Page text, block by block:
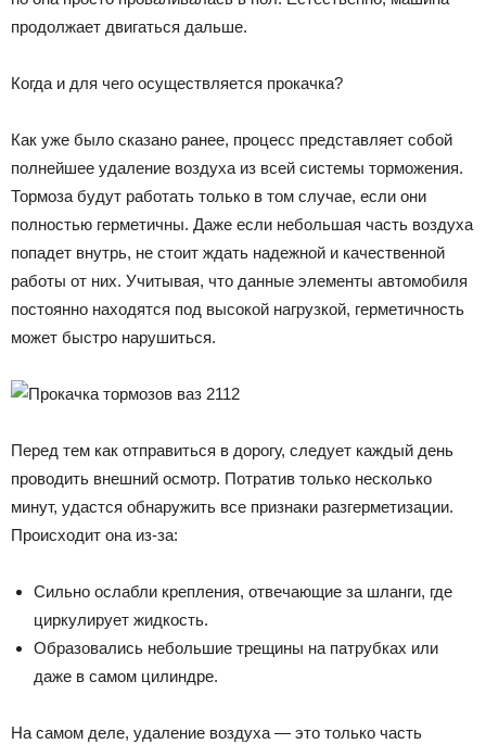
продолжает двигаться дальше.
Когда и для чего осуществляется прокачка?
Как уже было сказано ранее, процесс представляет собой
полнейшее удаление воздуха из всей системы торможения.
Тормоза будут работать только в том случае, если они
полностью герметичны. Даже если небольшая часть воздуха
попадет внутрь, не стоит ждать надежной и качественной
работы от них. Учитывая, что данные элементы автомобиля
постоянно находятся под высокой нагрузкой, герметичность
может быстро нарушиться.
Перед тем как отправиться в дорогу, следует каждый день
проводить внешний осмотр. Потратив только несколько
минут, удастся обнаружить все признаки разгерметизации.
Происходит она из-за:
Сильно ослабли крепления, отвечающие за шланги, где
циркулирует жидкость.
Образовались небольшие трещины на патрубках или
даже в самом цилиндре.
На самом деле, удаление воздуха — это только часть